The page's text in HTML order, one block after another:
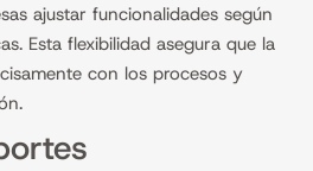
ajustar funcionalidades según
Esta flexibilidad asegura que la
con los procesos y